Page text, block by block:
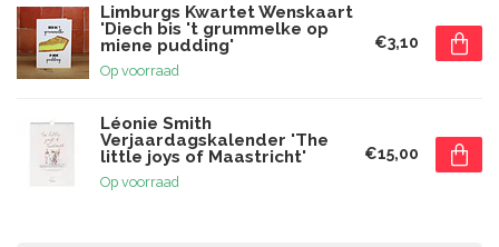
Limburgs Kwartet Wenskaart
'Diech bis 't grummelke op
miene pudding'
Op voorraad
€3,10
Léonie Smith
Verjaardagskalender 'The
little joys of Maastricht'
Op voorraad
€15,00